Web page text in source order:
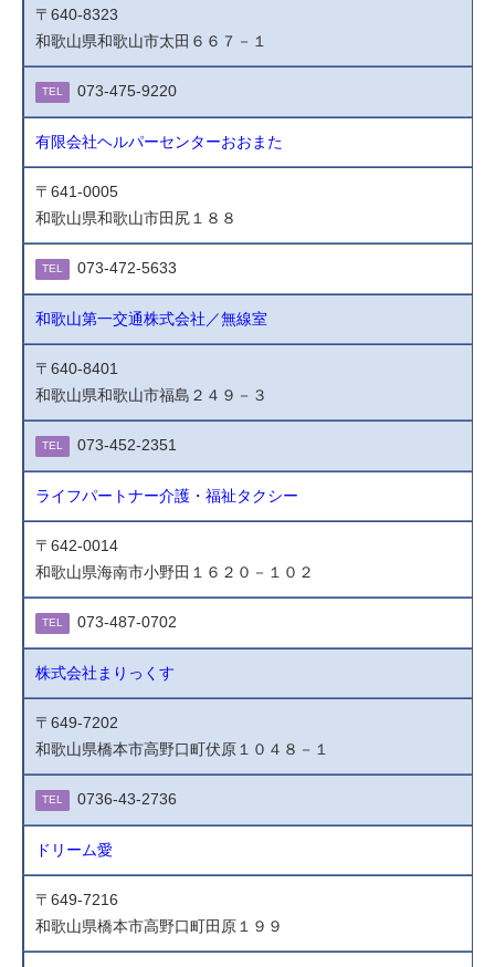
〒640-8323
和歌山県和歌山市太田６６７－１
TEL 073-475-9220
有限会社ヘルパーセンターおおまた
〒641-0005
和歌山県和歌山市田尻１８８
TEL 073-472-5633
和歌山第一交通株式会社／無線室
〒640-8401
和歌山県和歌山市福島２４９－３
TEL 073-452-2351
ライフパートナー介護・福祉タクシー
〒642-0014
和歌山県海南市小野田１６２０－１０２
TEL 073-487-0702
株式会社まりっくす
〒649-7202
和歌山県橋本市高野口町伏原１０４８－１
TEL 0736-43-2736
ドリーム愛
〒649-7216
和歌山県橋本市高野口町田原１９９